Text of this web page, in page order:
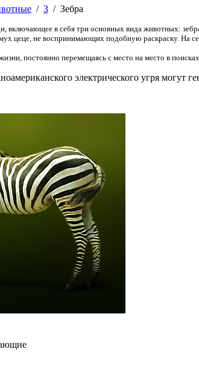
/ З / Зебра
в себя три основных вида животных:
цеце, не воспринимающих подобную раскраску. На
постоянно перемещаясь с место на место в
электрического угря могут